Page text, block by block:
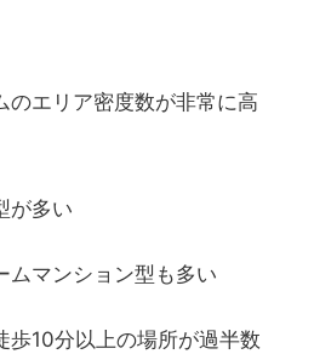
エリア密度数が非常に高
多い
マンション型も多い
10分以上の場所が過半数